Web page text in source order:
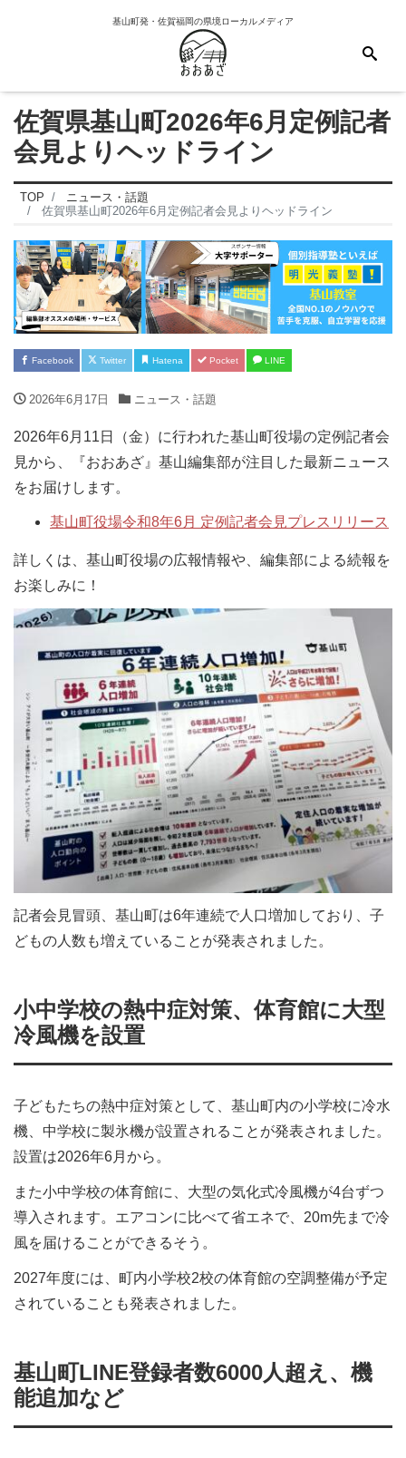
基山町発・佐賀福岡の県境ローカルメディア
佐賀県基山町2026年6月定例記者
会見よりヘッドライン
TOP
ニュース・話題
佐賀県基山町2026年6月定例記者会見よりヘッドライン
Facebook Twitter Hatena Pocket LINE
2026年6月17日 ニュース・話題
2026年6月11日（金）に行われた基山町役場の定例記者会
見から、『おおあざ』基山編集部が注目した最新ニュース
をお届けします。
基山町役場令和8年6月 定例記者会見プレスリリース
詳しくは、基山町役場の広報情報や、編集部による続報を
お楽しみに！
記者会見冒頭、基山町は6年連続で人口増加しており、子
どもの人数も増えていることが発表されました。
小中学校の熱中症対策、体育館に大型
冷風機を設置
子どもたちの熱中症対策として、基山町内の小学校に冷水
機、中学校に製氷機が設置されることが発表されました。
設置は2026年6月から。
また小中学校の体育館に、大型の気化式冷風機が4台ずつ
導入されます。エアコンに比べて省エネで、20m先まで冷
風を届けることができるそう。
2027年度には、町内小学校2校の体育館の空調整備が予定
されていることも発表されました。
基山町LINE登録者数6000人超え、機
能追加など